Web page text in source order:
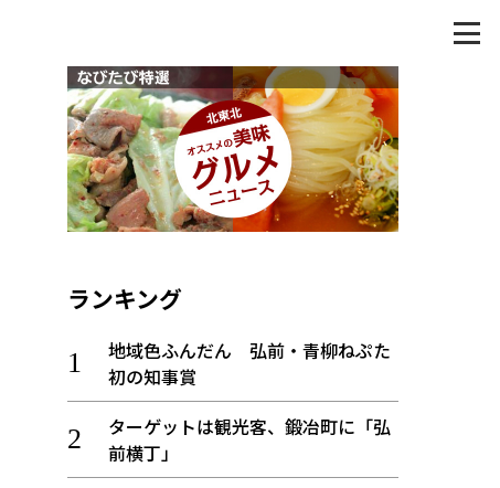
ランキング
地域色ふんだん 弘前・青柳ねぷた
初の知事賞
ターゲットは観光客、鍛冶町に「弘
前横丁」